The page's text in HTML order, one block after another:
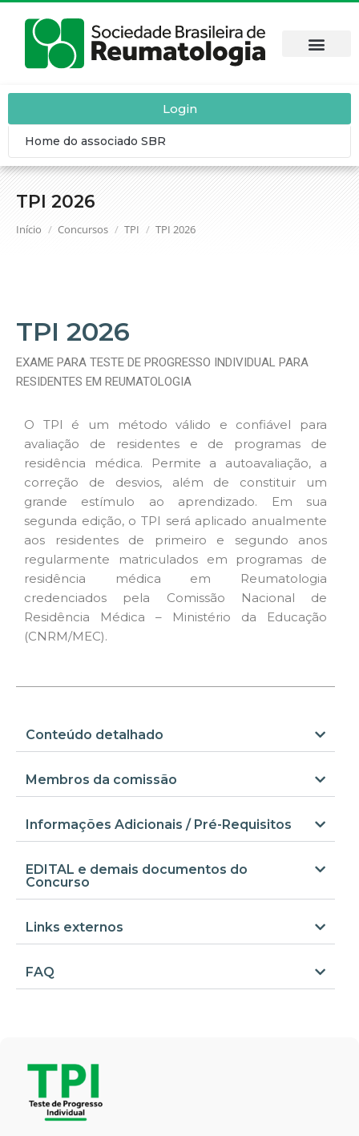
TPI 2026
Você está aqui:
Início Concursos TPI TPI 2026
Login
Home do associado SBR
TPI 2026
EXAME PARA TESTE DE PROGRESSO INDIVIDUAL PARA
RESIDENTES EM REUMATOLOGIA
O TPI é um método válido e confiável para
avaliação de residentes e de programas de
residência médica. Permite a autoavaliação, a
correção de desvios, além de constituir um
grande estímulo ao aprendizado. Em sua
segunda edição, o TPI será aplicado anualmente
aos residentes de primeiro e segundo anos
regularmente matriculados em programas de
residência médica em Reumatologia
credenciados pela Comissão Nacional de
Residência Médica – Ministério da Educação
(CNRM/MEC).
Conteúdo detalhado
Membros da comissão
Informações Adicionais / Pré-Requisitos
EDITAL e demais documentos do
Concurso
Links externos
FAQ